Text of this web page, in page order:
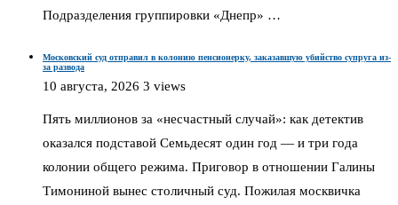
Подразделения группировки «Днепр» …
Московский суд отправил в колонию пенсионерку, заказавшую убийство супруга из-
за развода
10 августа, 2026 3 views
Пять миллионов за «несчастный случай»: как детектив
оказался подставой Семьдесят один год — и три года
колонии общего режима. Приговор в отношении Галины
Тимониной вынес столичный суд. Пожилая москвичка